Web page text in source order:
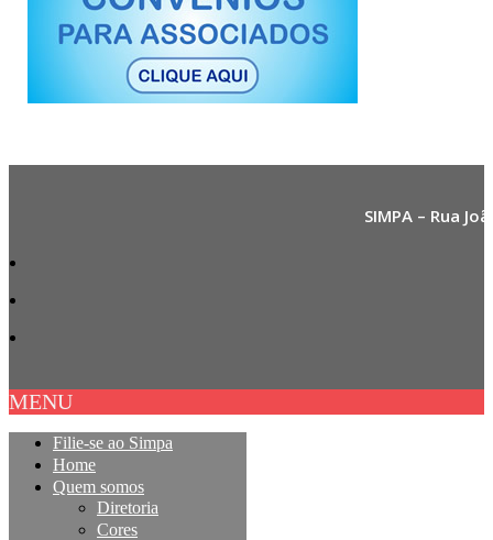
SIMPA – Rua
MENU
Filie-se ao Simpa
Home
Quem somos
Diretoria
Cores